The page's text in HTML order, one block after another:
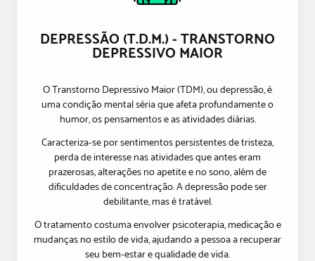
DEPRESSÃO (T.D.M.) - TRANSTORNO
DEPRESSIVO MAIOR
O Transtorno Depressivo Maior (TDM), ou depressão, é
uma condição mental séria que afeta profundamente o
humor, os pensamentos e as atividades diárias.
Caracteriza-se por sentimentos persistentes de tristeza,
perda de interesse nas atividades que antes eram
prazerosas, alterações no apetite e no sono, além de
dificuldades de concentração. A depressão pode ser
debilitante, mas é tratável.
O tratamento costuma envolver psicoterapia, medicação e
mudanças no estilo de vida, ajudando a pessoa a recuperar
seu bem-estar e qualidade de vida.